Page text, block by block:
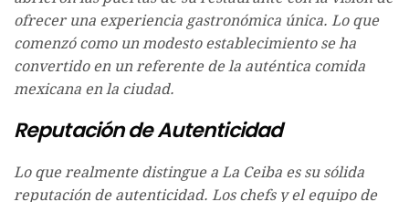
ofrecer una experiencia gastronómica única. Lo que
comenzó como un modesto establecimiento se ha
convertido en un referente de la auténtica comida
mexicana en la ciudad.
Reputación de Autenticidad
Lo que realmente distingue a La Ceiba es su sólida
reputación de autenticidad. Los chefs y el equipo de